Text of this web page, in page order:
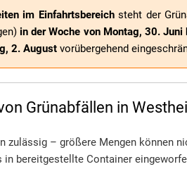
im Einfahrtsbereichsteht der
in der Woche von Montag, 30.
2. August vorübergehend
Grünabfällen in
zulässig – größere Mengen können
in bereitgestellte Container